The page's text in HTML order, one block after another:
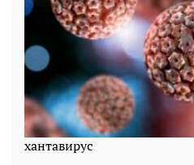
хантавирус